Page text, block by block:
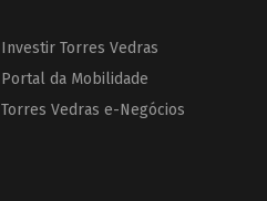
Investir Torres Vedras
Portal da Mobilidade
Torres Vedras e-Negócios